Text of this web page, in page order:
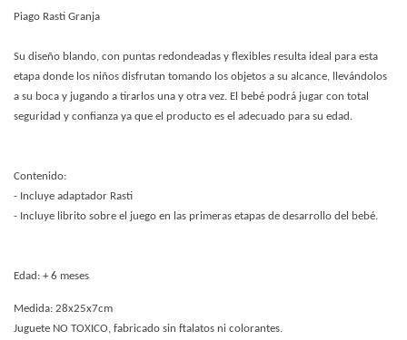
Piago Rasti Granja
Su diseño blando, con puntas redondeadas y flexibles resulta ideal para esta
etapa donde los niños disfrutan tomando los objetos a su alcance, llevándolos
a su boca y jugando a tirarlos una y otra vez. El bebé podrá jugar con total
seguridad y confianza ya que el producto es el adecuado para su edad.
Contenido:
- Incluye adaptador Rasti
- Incluye librito sobre el juego en las primeras etapas de desarrollo del bebé.
Edad: + 6 meses
Medida: 28x25x7cm
Juguete NO TOXICO, fabricado sin ftalatos ni colorantes.